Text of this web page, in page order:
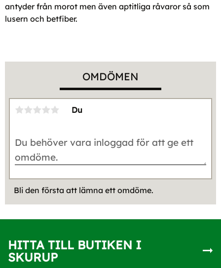
antyder från morot men även aptitliga råvaror så som
lusern och betfiber.
OMDÖMEN
Du
Bli den första att lämna ett omdöme.
HITTA TILL BUTIKEN I
SKURUP